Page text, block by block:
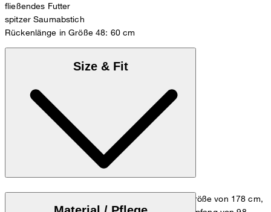
fließendes Futter
spitzer Saumabstich
Rückenlänge in Größe 48: 60 cm
Size & Fit
Das Model trägt die Größe 48, bei einer Körpergröße von 178 cm,